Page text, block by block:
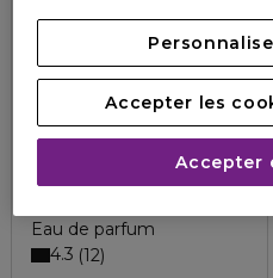
GIVENCHY
Eau de parfum
197,00 €
4.3 12
Accepter les
Accepter